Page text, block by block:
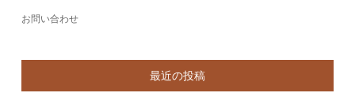
お問い合わせ
最近の投稿